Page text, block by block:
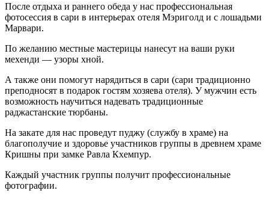
После отдыха и раннего обеда у нас профессиональная
фотосессия в сари в интерьерах отеля Мэриголд и с лошадьми
Марвари.
По желанию местные мастерицы нанесут на ваши руки
мехенди — узоры хной.
А также они помогут нарядиться в сари (сари традиционно
преподносят в подарок гостям хозяева отеля). У мужчин есть
возможность научиться надевать традиционные
раджастанские тюрбаны.
На закате для нас проведут пуджу (службу в храме) на
благополучие и здоровье участников группы в древнем храме
Кришны при замке Равла Кхемпур.
Каждый участник группы получит профессиональные
фотографии.